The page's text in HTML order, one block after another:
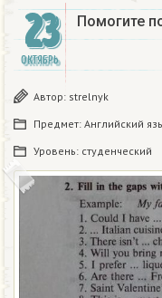
23
ОКТЯБРЬ
Помогите
Автор: strelnyk
Предмет: Английский
Уровень: студенческий